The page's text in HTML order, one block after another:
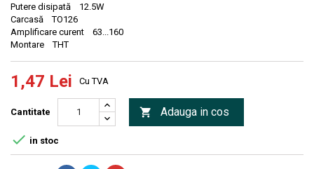
Putere disipată 12.5W
Carcasă TO126
Amplificare curent 63...160
Montare THT
1,47 Lei Cu TVA
Cantitate  Adauga in cos
 in stoc